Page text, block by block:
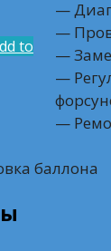
to
—
—
—
—
—
баллона